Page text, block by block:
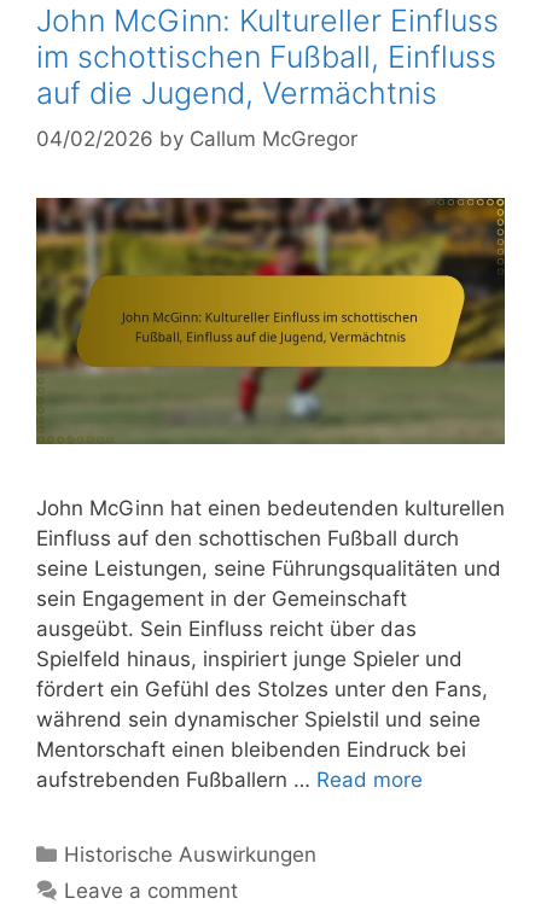
John McGinn: Kultureller Einfluss
im schottischen Fußball, Einfluss
auf die Jugend, Vermächtnis
04/02/2026 by Callum McGregor
John McGinn hat einen bedeutenden kulturellen
Einfluss auf den schottischen Fußball durch
seine Leistungen, seine Führungsqualitäten und
sein Engagement in der Gemeinschaft
ausgeübt. Sein Einfluss reicht über das
Spielfeld hinaus, inspiriert junge Spieler und
fördert ein Gefühl des Stolzes unter den Fans,
während sein dynamischer Spielstil und seine
Mentorschaft einen bleibenden Eindruck bei
aufstrebenden Fußballern … Read more
Categories
Historische Auswirkungen
Leave a comment